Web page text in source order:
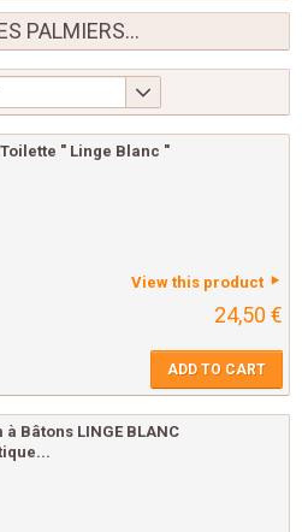
PALMIERS...
Toilette " Linge Blanc "
View this product
24,50 €
ADD TO CART
Bâtons LINGE BLANC